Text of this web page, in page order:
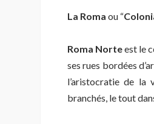
La Roma ou “
Roma Norteest le
ses rues bordées
l’aristocratie de la
branchés, le tout